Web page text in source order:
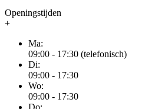
Openingstijden
+
Ma:
09:00 - 17:30 (telefonisch)
Di:
09:00 - 17:30
Wo:
09:00 - 17:30